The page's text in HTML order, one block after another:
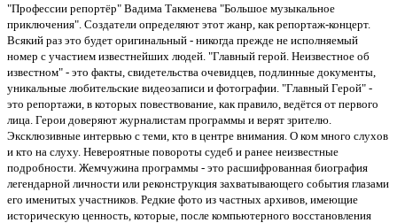
"Профессии репортёр" Вадима Такменева "Большое музыкальное
приключения". Создатели определяют этот жанр, как репортаж-концерт.
Всякий раз это будет оригинальный - никогда прежде не исполняемый
номер с участием известнейших людей. "Главный герой. Неизвестное об
известном" - это факты, свидетельства очевидцев, подлинные документы,
уникальные любительские видеозаписи и фотографии. "Главный Герой" -
это репортажи, в которых повествование, как правило, ведётся от первого
лица. Герои доверяют журналистам программы и верят зрителю.
Эксклюзивные интервью с теми, кто в центре внимания. О ком много слухов
и кто на слуху. Невероятные повороты судеб и ранее неизвестные
подробности. Жемчужина программы - это расшифрованная биография
легендарной личности или реконструкция захватывающего события глазами
его именитых участников. Редкие фото из частных архивов, имеющие
историческую ценность, которые, после компьютерного восстановления